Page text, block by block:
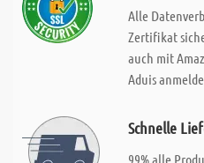
Alle
Zertifikat
auch mit
Aduis
Schnelle
99% alle